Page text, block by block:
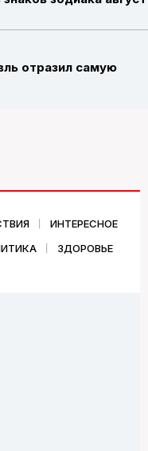
отразил самую
ИНТЕРЕСНОЕ
ЗДОРОВЬЕ